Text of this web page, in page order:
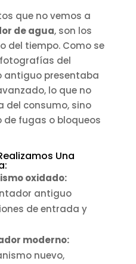
que no vemos a
de agua, son los
del tiempo. Como se
del
antiguo presentaba
lo que no
del consumo, sino
de fugas o bloqueos
Una
oxidado:
antiguo
de entrada y
moderno:
nuevo,